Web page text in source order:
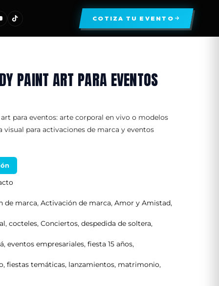
COTIZA TU EVENTO
PAINT ART PARA EVENTOS
para eventos: arte corporal en vivo o modelos
visual para activaciones de marca y eventos
de marca,Activación de marca,Amor y Amistad,
,cocteles,Conciertos,despedida de soltera,
,eventos empresariales,fiesta 15 años,
,fiestas temáticas, lanzamientos, matrimonio,